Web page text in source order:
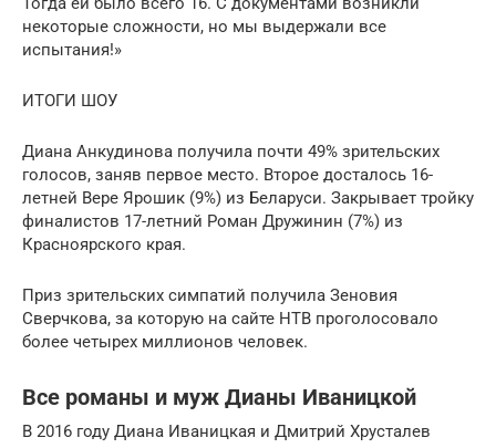
некоторые сложности, но мы выдержали все
испытания!»
ИТОГИ ШОУ
Диана Анкудинова получила почти 49% зрительских
голосов, заняв первое место. Второе досталось 16-
летней Вере Ярошик (9%) из Беларуси. Закрывает тройку
финалистов 17-летний Роман Дружинин (7%) из
Красноярского края.
Приз зрительских симпатий получила Зеновия
Сверчкова, за которую на сайте НТВ проголосовало
более четырех миллионов человек.
Все романы и муж Дианы Иваницкой
В 2016 году Диана Иваницкая и Дмитрий Хрусталев